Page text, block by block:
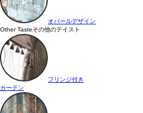
オパールデザイン
Other Tasteその他のテイスト
フリンジ付き
カーテン